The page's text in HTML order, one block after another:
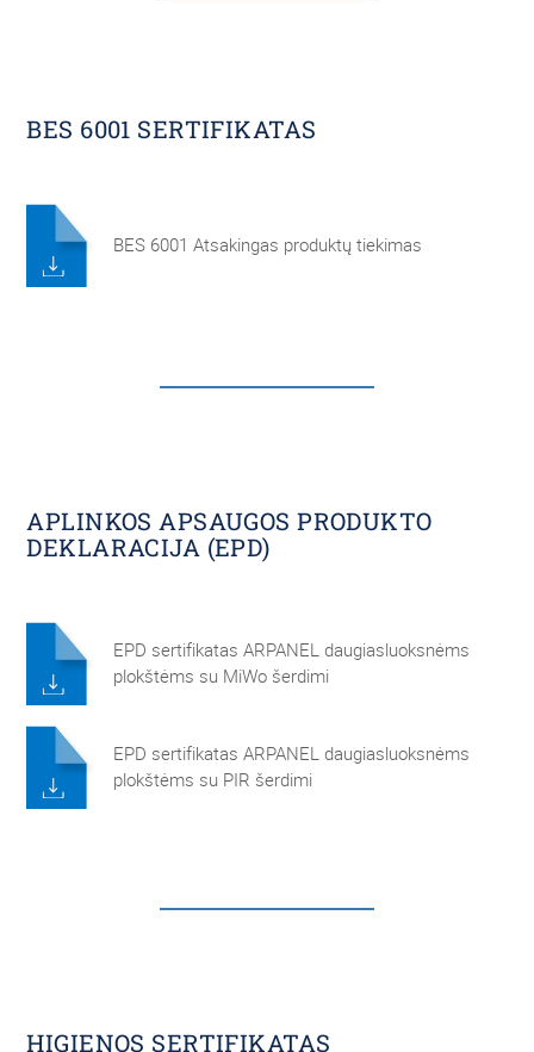
BES 6001 SERTIFIKATAS
BES 6001 Atsakingas produktų tiekimas
APLINKOS APSAUGOS PRODUKTO
DEKLARACIJA (EPD)
EPD sertifikatas ARPANEL daugiasluoksnėms
plokštėms su MiWo šerdimi
EPD sertifikatas ARPANEL daugiasluoksnėms
plokštėms su PIR šerdimi
HIGIENOS SERTIFIKATAS